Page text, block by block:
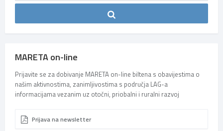
MARETA on-line
Prijavite se za dobivanje MARETA on-line biltena s obavijestima o
našim aktivnostima, zanimljivostima s područja LAG-a
informacijama vezanim uz otočni, priobalni i ruralni razvoj
Prijava na newsletter